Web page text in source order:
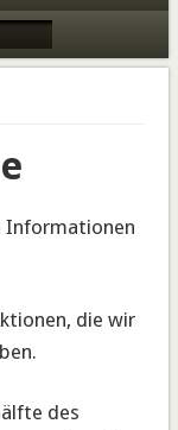
Informationen
die wir
des